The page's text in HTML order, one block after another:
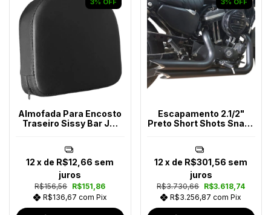
3% OFF
Almofada Para Encosto
Traseiro Sissy Bar JM
R$156,56 R$151,86
R$136,67 com Pix
12 x de R$12,66 sem
juros
3% OFF
Escapamento 2.1/2"
Preto Short Shots Snake
R$3.730,66 R$3.618,74
R$3.256,87com Pix
12 x de R$301,56 sem
juros